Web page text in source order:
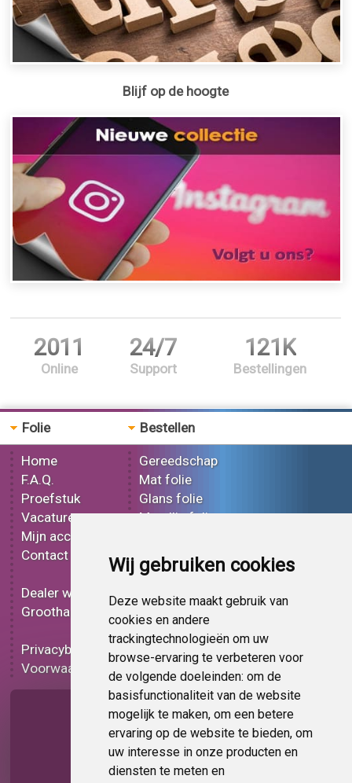
Wij gebruiken cookies
Deze website maakt gebruik van
cookies en andere
trackingtechnologieën om uw
browse-ervaring te verbeteren voor
de volgende doeleinden: om de
basisfunctionaliteit van de website
mogelijk te maken, om een betere
ervaring op de website te bieden, om
uw interesse in onze producten en
diensten te meten en
Blijf op de hoogte
2011
Online
24/7
Support
121K
Bestellingen
Folie
Home
F.A.Q.
Proefstuk
Vacatures
Mijn account
Contact
Dealer worden
Groothandel
Privacybeleid
Voorwaarden
Bestellen
Gereedschap
Mat folie
Glans folie
Metallic folie
Effect folie
Bedrukt folie
Carbon folie
Tint folie
Functionele folie
Folie korting
Op bestelling
Pagina delen